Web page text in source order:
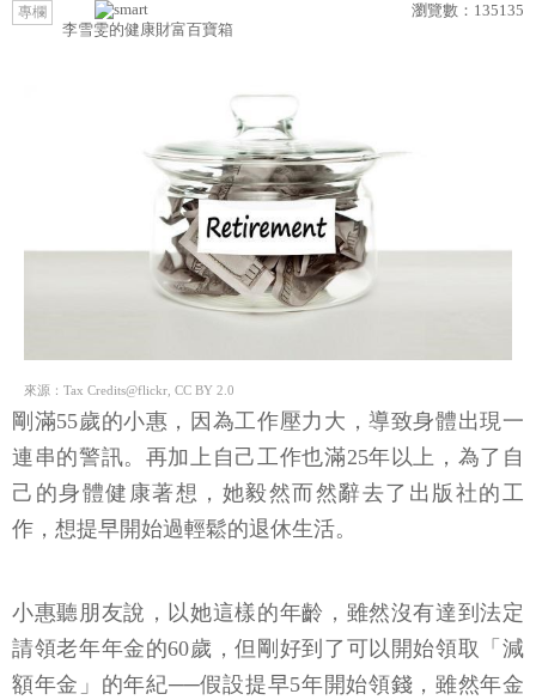
專欄
李雪雯的健康財富百寶箱
瀏覽數： 135135
來源：Tax Credits@flickr, CC BY 2.0
剛滿55歲的小惠，因為工作壓力大，導致身體出現一
連串的警訊。再加上自己工作也滿25年以上，為了自
己的身體健康著想，她毅然而然辭去了出版社的工
作，想提早開始過輕鬆的退休生活。
小惠聽朋友說，以她這樣的年齡，雖然沒有達到法定
請領老年年金的60歲，但剛好到了可以開始領取「減
額年金」的年紀──假設提早5年開始領錢，雖然年金